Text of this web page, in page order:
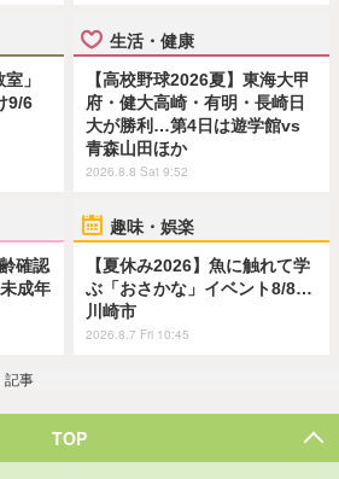
」
9/6
生活・健康
【高校野球2026夏】東海大甲
府・健大高崎・有明・長崎日
大が勝利…第4日は遊学館vs
青森山田ほか
2026.8.8 Sat 9:52
確認
成年
趣味・娯楽
【夏休み2026】魚に触れて学
ぶ「おさかな」イベント8/8…
川崎市
2026.8.7 Fri 10:45
記事
TOP